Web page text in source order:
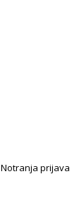
Notranja prijava